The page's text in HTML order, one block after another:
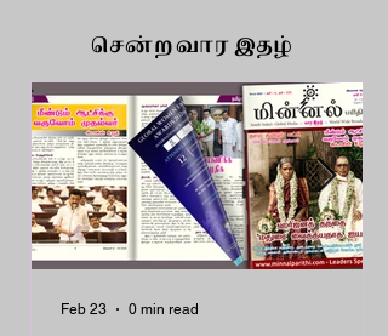
சென்ற வார இதழ்
Feb 23 0 min read